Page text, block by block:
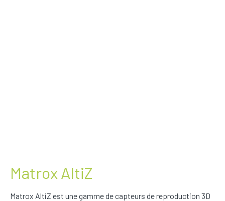
Matrox AltiZ
Matrox AltiZ est une gamme de capteurs de reproduction 3D